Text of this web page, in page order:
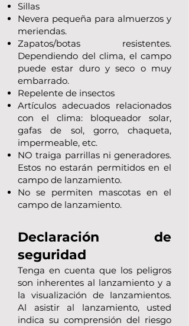
Sillas
Nevera pequeña para almuerzos y
meriendas.
Zapatos/botas resistentes.
Dependiendo del clima, el campo
puede estar duro y seco o muy
embarrado.
Repelente de insectos
Artículos adecuados relacionados
con el clima: bloqueador solar,
gafas de sol, gorro, chaqueta,
impermeable, etc.
NO traiga parrillas ni generadores.
Estos no estarán permitidos en el
campo de lanzamiento.
No se permiten mascotas en el
campo de lanzamiento.
Declaración de
seguridad
Tenga en cuenta que los peligros
son inherentes al lanzamiento y a
la visualización de lanzamientos.
Al asistir al lanzamiento, usted
indica su comprensión del riesgo